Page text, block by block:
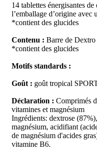
14 tablettes énergisantes
l’emballage d’origine avec
*contient des glucides
Contenu : Barre de
*contient des glucides
Motifs standards :
Goût : goût tropical
Déclaration : Comprimés
vitamines et magnésium
Ingrédients: dextrose
magnésium, acidifiant
de magnésium d'acides
vitamine B6.